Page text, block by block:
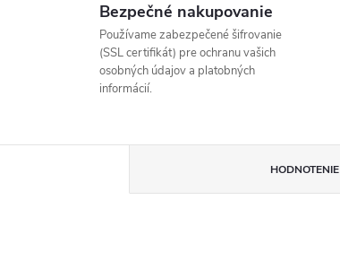
Bezpečné nakupovanie
Používame zabezpečené šifrovanie
(SSL certifikát) pre ochranu vašich
osobných údajov a platobných
informácií.
HODNOTENIE